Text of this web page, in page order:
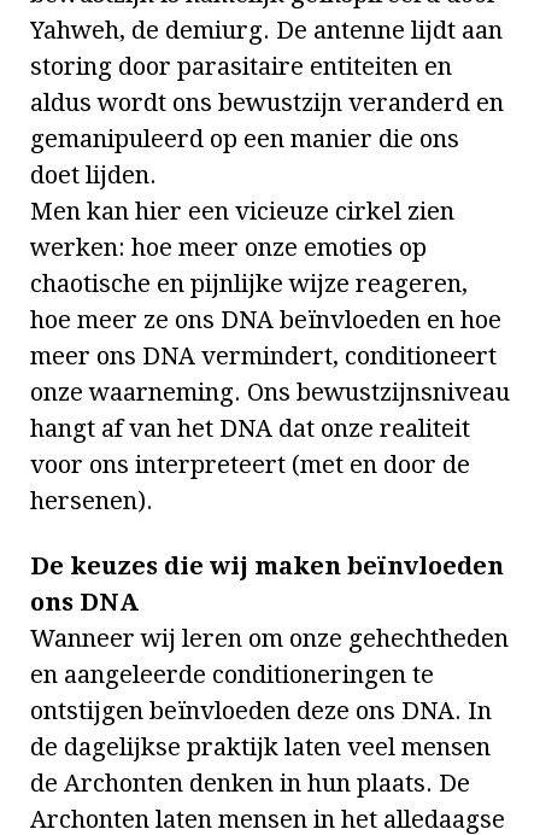
Yahweh, de demiurg. De antenne lijdt aan
storing door parasitaire entiteiten en
aldus wordt ons bewustzijn veranderd en
gemanipuleerd op een manier die ons
doet lijden.
Men kan hier een vicieuze cirkel zien
werken: hoe meer onze emoties op
chaotische en pijnlijke wijze reageren,
hoe meer ze ons DNA beïnvloeden en hoe
meer ons DNA vermindert, conditioneert
onze waarneming. Ons bewustzijnsniveau
hangt af van het DNA dat onze realiteit
voor ons interpreteert (met en door de
hersenen).
De keuzes die wij maken beïnvloeden
ons DNA
Wanneer wij leren om onze gehechtheden
en aangeleerde conditioneringen te
ontstijgen beïnvloeden deze ons DNA. In
de dagelijkse praktijk laten veel mensen
de Archonten denken in hun plaats. De
Archonten laten mensen in het alledaagse